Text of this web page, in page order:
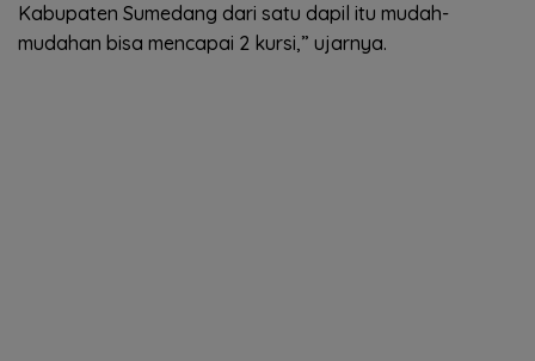
Kabupaten Sumedang dari satu dapil itu mudah-
mudahan bisa mencapai 2 kursi,” ujarnya.